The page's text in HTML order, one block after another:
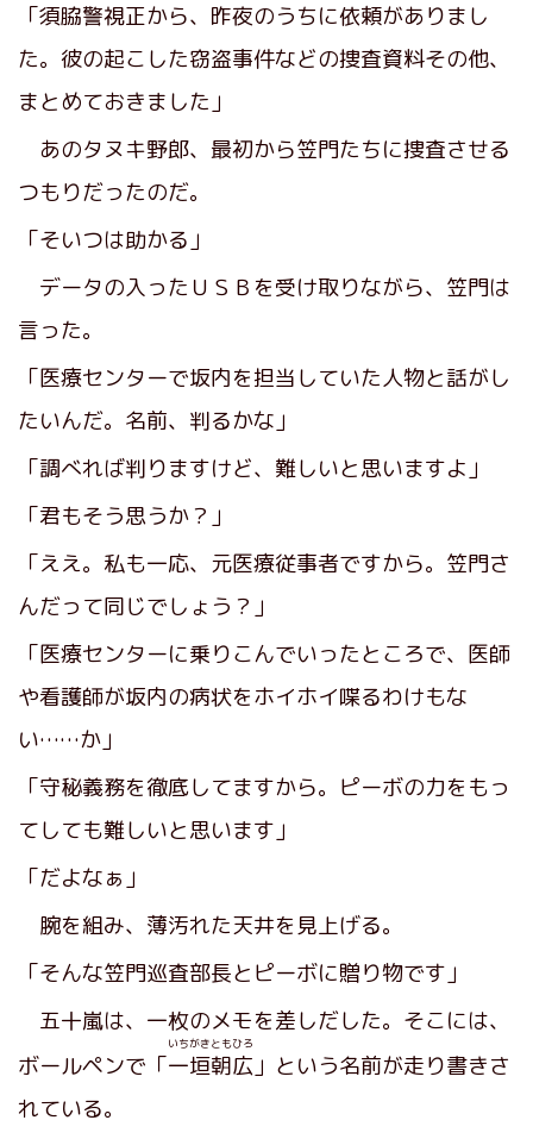
「須脇警視正から、昨夜のうちに依頼がありまし
た。彼の起こした窃盗事件などの捜査資料その他、
まとめておきました」
あのタヌキ野郎、最初から笠門たちに捜査させる
つもりだったのだ。
「そいつは助かる」
データの入ったＵＳＢを受け取りながら、笠門は
言った。
「医療センターで坂内を担当していた人物と話がし
たいんだ。名前、判るかな」
「調べれば判りますけど、難しいと思いますよ」
「君もそう思うか？」
「ええ。私も一応、元医療従事者ですから。笠門さ
んだって同じでしょう？」
「医療センターに乗りこんでいったところで、医師
や看護師が坂内の病状をホイホイ喋るわけもな
い……か」
「守秘義務を徹底してますから。ピーボの力をもっ
てしても難しいと思います」
「だよなぁ」
腕を組み、薄汚れた天井を見上げる。
「そんな笠門巡査部長とピーボに贈り物です」
五十嵐は、一枚のメモを差しだした。そこには、
ボールペンで「一垣朝広
いちがきともひろ
」という名前が走り書きさ
れている。